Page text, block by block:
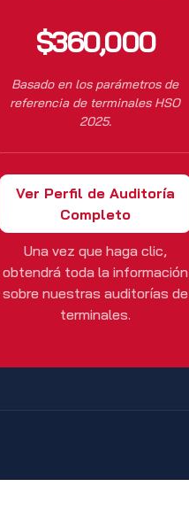
$360,000
Basado en los parámetros de
referencia de terminales HSO
2025.
Ver Perfil de Auditoría
Completo
Una vez que haga clic,
obtendrá toda la información
sobre nuestras auditorías de
terminales.